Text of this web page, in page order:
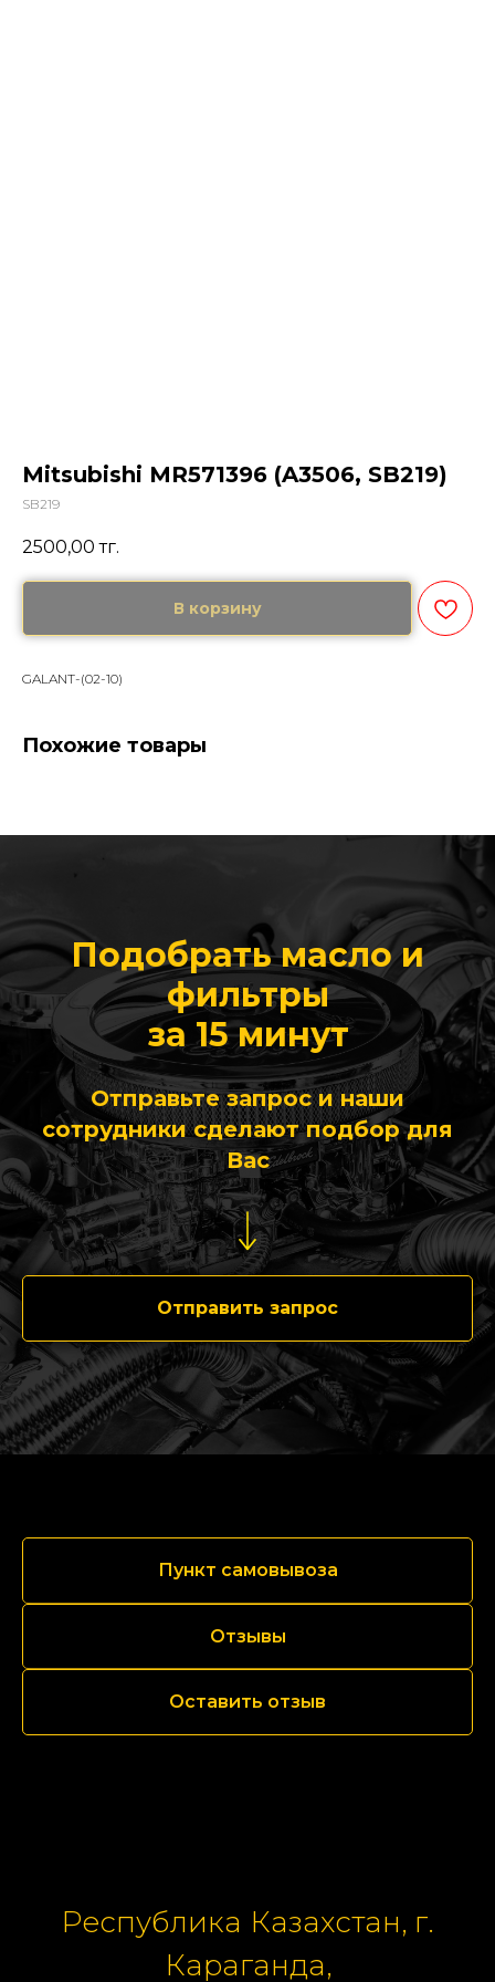
Mitsubishi MR571396 (A3506, SB219)
SB219
2500,00 тг.
В корзину
GALANT-(02-10)
Похожие товары
Подобрать масло и
фильтры
за 15 минут
Отправьте запрос и наши
сотрудники сделают подбор для
Вас
Отправить запрос
Пункт самовывоза
Отзывы
Оставить отзыв
Республика Казахстан, г.
Караганда,